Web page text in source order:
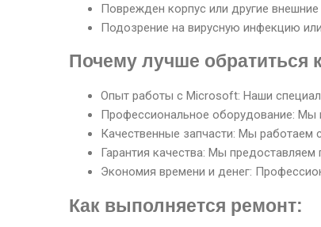
Поврежден корпус или другие внешние
Подозрение на вирусную инфекцию
Почему лучше обратиться
Опыт работы с Microsoft: Наши
Профессиональное оборудование: Мы
Качественные запчасти: Мы работаем
Гарантия качества: Мы
Экономия времени и денег:
Как выполняется ремонт: